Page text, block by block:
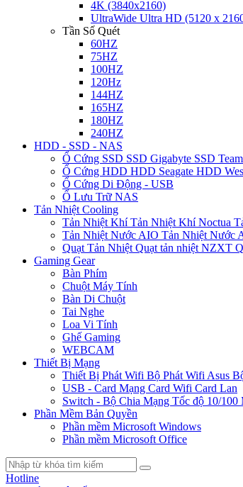
4K (3840x2160)
UltraWide Ultra HD (5120 x
Tần Số Quét
60HZ
75HZ
100HZ
120Hz
144HZ
165HZ
180HZ
240HZ
HDD - SSD - NAS
Ổ Cứng SSD SSD Gigabyte SSD
Ổ Cứng HDD HDD Seagate HDD
Ổ Cứng Di Động - USB
Ổ Lưu Trữ NAS
Tản Nhiệt Cooling
Tản Nhiệt KhíTản Nhiệt Khí Noctua
Tản Nhiệt Nước AIO Tản Nhiệt Nước
Quạt Tản Nhiệt Quạt tản nhiệt NZXT
Gaming Gear
Bàn Phím
Chuột Máy Tính
Bàn Di Chuột
Tai Nghe
Loa Vi Tính
Ghế Gaming
WEBCAM
Thiết Bị Mạng
Thiết Bị Phát Wifi Bộ Phát Wifi Asus
USB - Card Mạng Card Wifi Card Lan
Switch - Bộ Chia Mạng Tốc độ 10/100
Phần Mềm Bản Quyền
Phần mềm Microsoft Windows
Phần mềm Microsoft Office
Hotline